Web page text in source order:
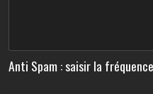
Anti Spam : saisir la